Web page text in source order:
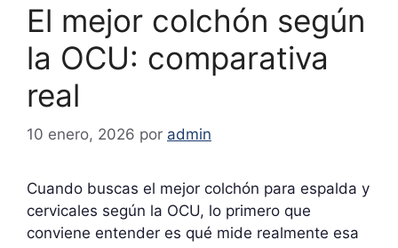
El mejor colchón según
la OCU: comparativa
real
10 enero, 2026 por admin
Cuando buscas el mejor colchón para espalda y
cervicales según la OCU, lo primero que
conviene entender es qué mide realmente esa